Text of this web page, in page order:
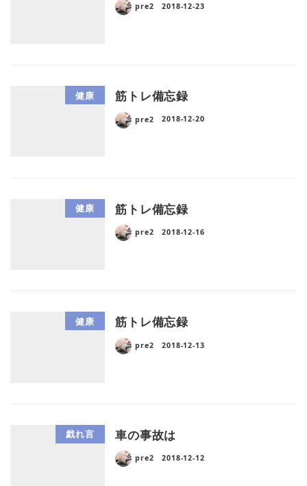
pre2 2018-12-23
健康 筋トレ備忘録
pre2 2018-12-20
健康 筋トレ備忘録
pre2 2018-12-16
健康 筋トレ備忘録
pre2 2018-12-13
戯れ言 車の事故は
pre2 2018-12-12